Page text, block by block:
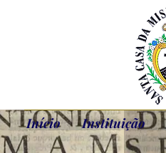
Início Instituição